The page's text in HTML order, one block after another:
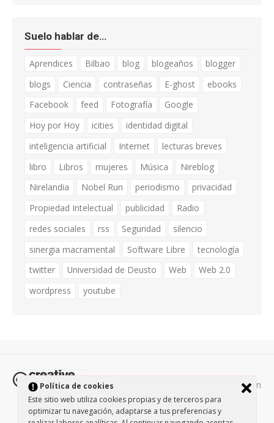
Política de cookies
Este sitio web utiliza cookies propias y de terceros para
optimizar tu navegación, adaptarse a tus preferencias y
Suelo hablar de…
Aprendices Bilbao blog blogeaños
blogger
blogs
Ciencia contraseñas E-ghost
ebooks
Facebook
feed Fotografía
Google
Hoy por Hoy
icities
identidad digital
inteligencia artificial
Internet
lecturas breves
libro
Libros mujeres Música
Nireblog
Nirelandia
Nobel Run periodismo
privacidad
Propiedad Intelectual
publicidad
Radio
redes sociales
rss Seguridad
silencio
sinergia macramental
Software Libre
tecnología
twitter
Universidad de Deusto Web
Web 2.0
wordpress
youtube
Todos los contenidos de esta página están
protegidos por la licencia Creative Commons Attribution-
NonCommercial-ShareAlike 3.0. / Política de privacidad